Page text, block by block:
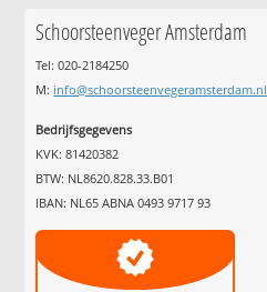
Schoorsteenveger Amsterdam
Tel: 020-2184250
M: info@schoorsteenvegeramsterdam.nl
Bedrijfsgegevens
KVK: 81420382
BTW: NL8620.828.33.B01
IBAN: NL65 ABNA 0493 9717 93